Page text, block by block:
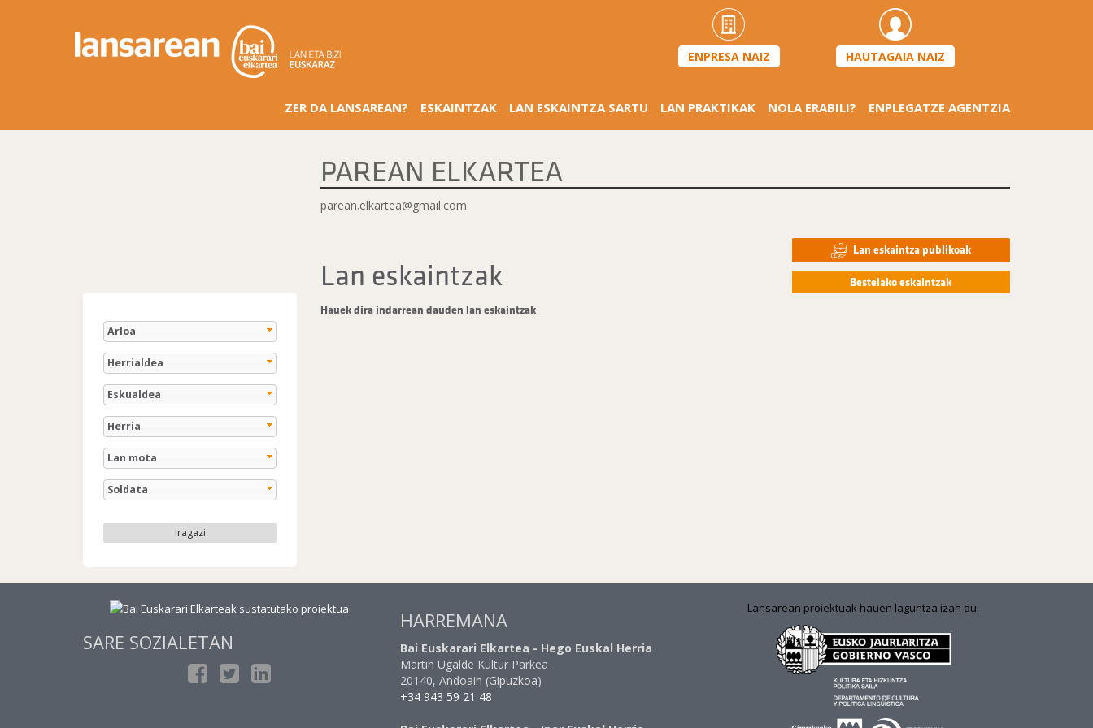
ENPRESA NAIZ HAUTAGAIA NAIZ
ZER DA LANSAREAN? ESKAINTZAK LAN ESKAINTZA SARTU LAN PRAKTIKAK NOLA ERABILI? ENPLEGATZE AGENTZIA
PAREAN ELKARTEA
parean.elkartea@gmail.com
Arloa
Herrialdea
Eskualdea
Herria
Lan mota
Soldata
Iragazi
Lan eskaintzak
Lan eskaintza publikoak
Bestelako eskaintzak
Hauek dira indarrean dauden lan eskaintzak
SARE SOZIALETAN
HARREMANA
Bai Euskarari Elkartea - Hego Euskal Herria
Martin Ugalde Kultur Parkea
20140, Andoain (Gipuzkoa)
+34 943 59 21 48
Lansarean proiektuak hauen laguntza izan du: